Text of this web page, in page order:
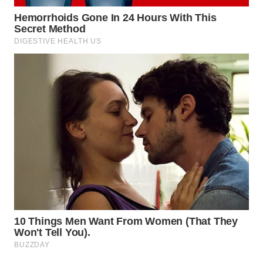
WN
SUMEDANG
WN
TANGERANG
BINJAI
WN